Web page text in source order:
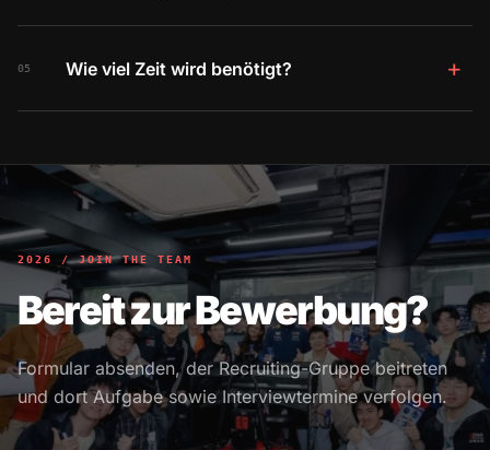
05 Wie viel Zeit wird benötigt? +
2026 / JOIN THE TEAM
Bereit zur Bewerbung?
Formular absenden, der Recruiting-Gruppe beitreten
und dort Aufgabe sowie Interviewtermine verfolgen.